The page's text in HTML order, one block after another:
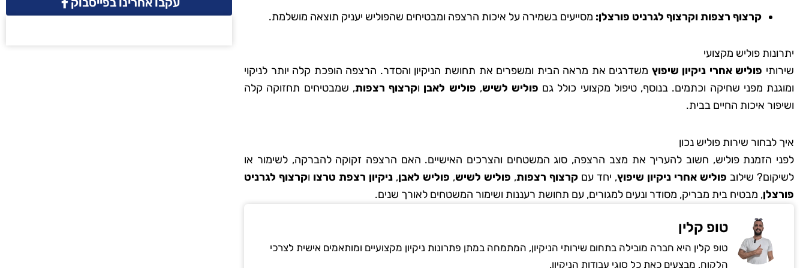
קרצוף רצפות וקרצוף לגרניט פורצלן: מסייעים בשמירה על איכות הרצפה ומבטיחים שהפוליש יעניק תוצאה מושלמת.
יתרונות פוליש מקצועי
שירותי פוליש אחרי ניקיון שיפוץ משדרגים את מראה הבית ומשפרים את תחושת הניקיון והסדר. הרצפה הופכת קלה יותר לניקוי
ומוגנת מפני שחיקה וכתמים. בנוסף, טיפול מקצועי כולל גם פוליש לשיש, פוליש לאבן וקרצוף רצפות, שמבטיחים תחזוקה קלה
ושיפור איכות החיים בבית.
איך לבחור שירות פוליש נכון
לפני הזמנת פוליש, חשוב להעריך את מצב הרצפה, סוג המשטחים והצרכים האישיים. האם הרצפה זקוקה להברקה, לשימור או
לשיקום? שילוב פוליש אחרי ניקיון שיפוץ, יחד עם קרצוף רצפות, פוליש לשיש, פוליש לאבן, ניקיון רצפת טרצו וקרצוף לגרניט
פורצלן, מבטיח בית מבריק, מסודר ונעים למגורים, עם תחושת רעננות ושימור המשטחים לאורך שנים.
טופ קלין
טופ קלין היא חברה מובילה בתחום שירותי הניקיון, המתמחה במתן פתרונות ניקיון מקצועיים ומותאמים אישית לצרכי
הלקוח. מבצעים כאת כל סוגי עבודות הניקיון.